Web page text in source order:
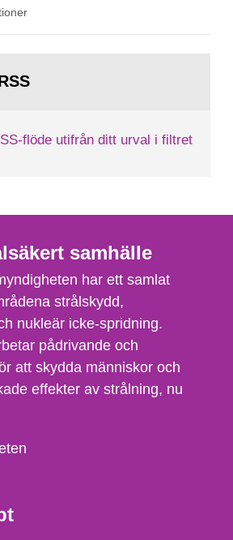
flöde utifrån ditt urval i filtret
samhälle
har ett samlat
strålskydd,
nukleär icke-spridning.
pådrivande och
att skydda människor och
effekter av strålning, nu